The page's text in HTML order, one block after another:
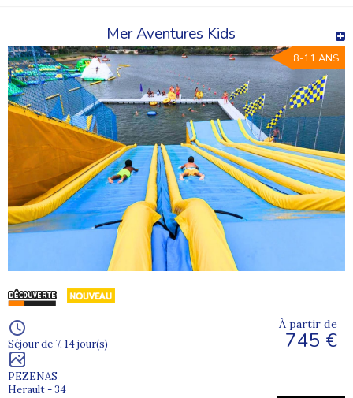
Mer Aventures Kids
8-11 ANS
Séjour de 7, 14 jour(s)
PEZENAS
Herault - 34
À partir de
745 €